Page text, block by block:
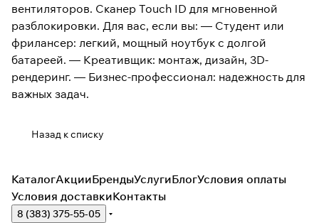
вентиляторов. Сканер Touch ID для мгновенной
разблокировки. Для вас, если вы: — Студент или
фрилансер: легкий, мощный ноутбук с долгой
батареей. — Креативщик: монтаж, дизайн, 3D-
рендеринг. — Бизнес-профессионал: надежность для
важных задач.
Назад к списку
КаталогАкцииБрендыУслугиБлогУсловия оплаты
Условия доставкиКонтакты
8 (383) 375-55-05